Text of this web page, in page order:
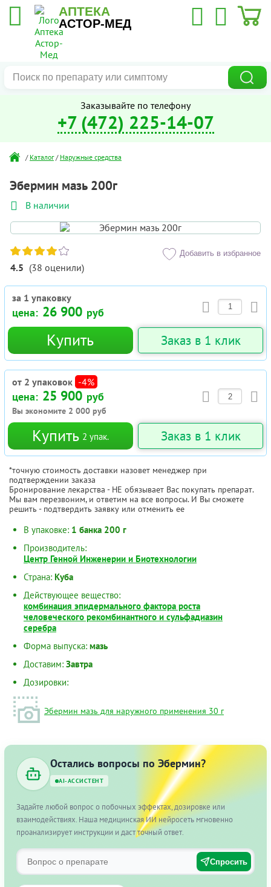
АПТЕКА
АСТОР-МЕД
Заказывайте по телефону
+7 (472) 225-14-07
/ Каталог / Наружные средства
Эбермин мазь 200г
В наличии
4.5 (38 оценили)
Добавить в избранное
за 1 упаковку
цена: 26 900 руб
Купить Заказ в 1 клик
от 2 упаковок -4%
цена: 25 900 руб
Вы экономите 2 000 руб
Купить 2 упак. Заказ в 1 клик
*точную стоимость доставки назовет менеджер при
подтверждении заказа
Бронирование лекарства - НЕ обязывает Вас покупать препарат.
Мы вам перезвоним, и ответим на все вопросы. И Вы сможете
решить - подтвердить заявку или отменить ее
В упаковке: 1 банка 200 г
Производитель:
Центр Генной Инженерии и Биотехнологии
Страна: Куба
Действующее вещество:
комбинация эпидермального фактора роста
человеческого рекомбинантного и сульфадиазин
серебра
Форма выпуска: мазь
Доставим: Завтра
Дозировки:
Эбермин мазь для наружного применения 30 г
Остались вопросы по Эбермин?
AI-АССИСТЕНТ
Задайте любой вопрос о побочных эффектах, дозировке или
взаимодействиях. Наша медицинская ИИ нейросеть мгновенно
проанализирует инструкции и даст точный ответ.
Спросить
Закрыть
Здравствуйте,
хотите, мы перезвоним Вам
за 20 секунд?
Позвоните мне!
Нажимая на кнопку "Позвоните мне ", я даю свое согласие
00